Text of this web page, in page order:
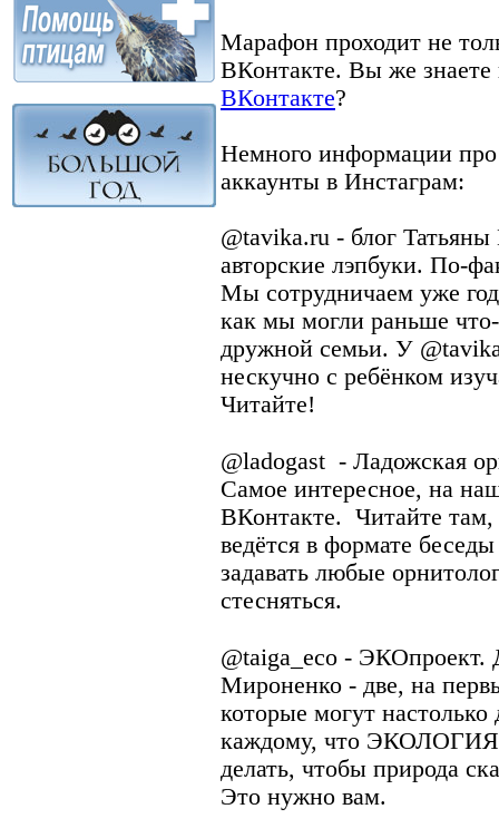
Марафон проходит не
ВКонтакте. Вы же
ВКонтакте?
Немного информации про
аккаунты в Инстаграм:
@tavika.ru - блог
авторские лэпбуки. По-
Мы сотрудничаем уже
как мы могли раньше что-
дружной семьи. У
нескучно с ребёнком
Читайте!
@ladogast - Ладожская
Самое интересное, на
ВКонтакте. Читайте там,
ведётся в формате
задавать любые
стесняться.
@taiga_eco - ЭКОпроект.
Мироненко - две, на
которые могут
каждому, что ЭКОЛОГИЯ
делать, чтобы природа
Это нужно вам.